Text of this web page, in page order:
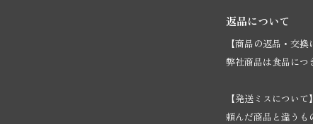
返品について
【商品の返品・交換
弊社商品は食品につ
【発送ミスについて】
頼んだ商品と違うも